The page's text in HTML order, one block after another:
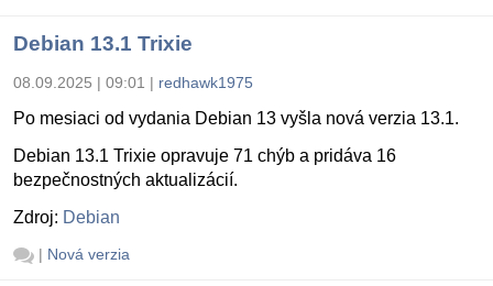
Debian 13.1 Trixie
08.09.2025 | 09:01 | redhawk1975
Po mesiaci od vydania Debian 13 vyšla nová verzia 13.1.
Debian 13.1 Trixie opravuje 71 chýb a pridáva 16
bezpečnostných aktualizácií.
Zdroj: Debian
| Nová verzia